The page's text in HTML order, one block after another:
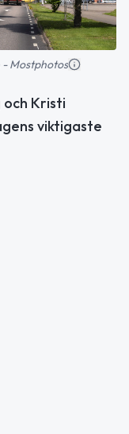
Mostphotos
och Kristi
viktigaste